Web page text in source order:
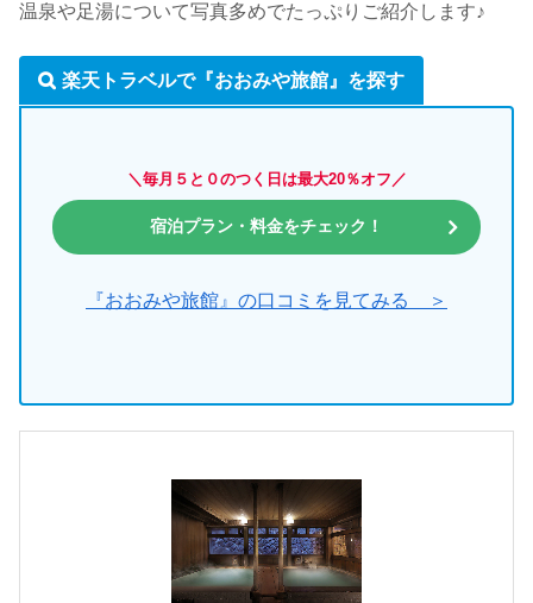
温泉や足湯について写真多めでたっぷりご紹介します♪
楽天トラベルで『おおみや旅館』を探す
＼毎月５と０のつく日は最大20％オフ／
宿泊プラン・料金をチェック！
『おおみや旅館』の口コミを見てみる ＞